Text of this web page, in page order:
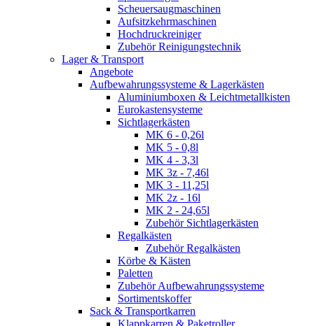
Scheuersaugmaschinen
Aufsitzkehrmaschinen
Hochdruckreiniger
Zubehör Reinigungstechnik
Lager & Transport
Angebote
Aufbewahrungssysteme & Lagerkästen
Aluminiumboxen & Leichtmetallkisten
Eurokastensysteme
Sichtlagerkästen
MK 6 - 0,26l
MK 5 - 0,8l
MK 4 - 3,3l
MK 3z - 7,46l
MK 3 - 11,25l
MK 2z - 16l
MK 2 - 24,65l
Zubehör Sichtlagerkästen
Regalkästen
Zubehör Regalkästen
Körbe & Kästen
Paletten
Zubehör Aufbewahrungssysteme
Sortimentskoffer
Sack & Transportkarren
Klappkarren & Paketroller